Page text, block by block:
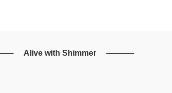
Alive with Shimmer